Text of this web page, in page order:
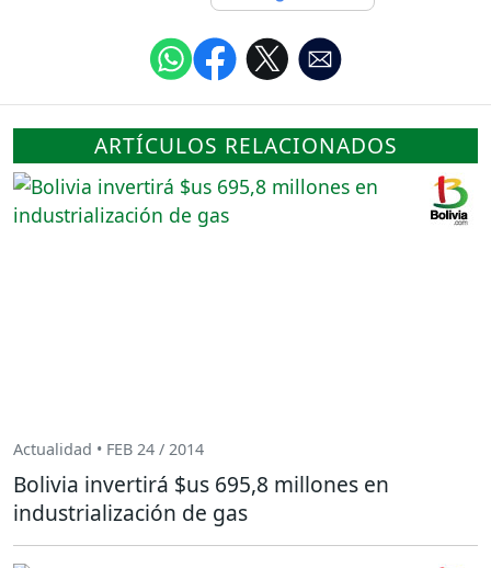
ARTÍCULOS RELACIONADOS
Actualidad • FEB 24 / 2014
Bolivia invertirá $us 695,8 millones en
industrialización de gas